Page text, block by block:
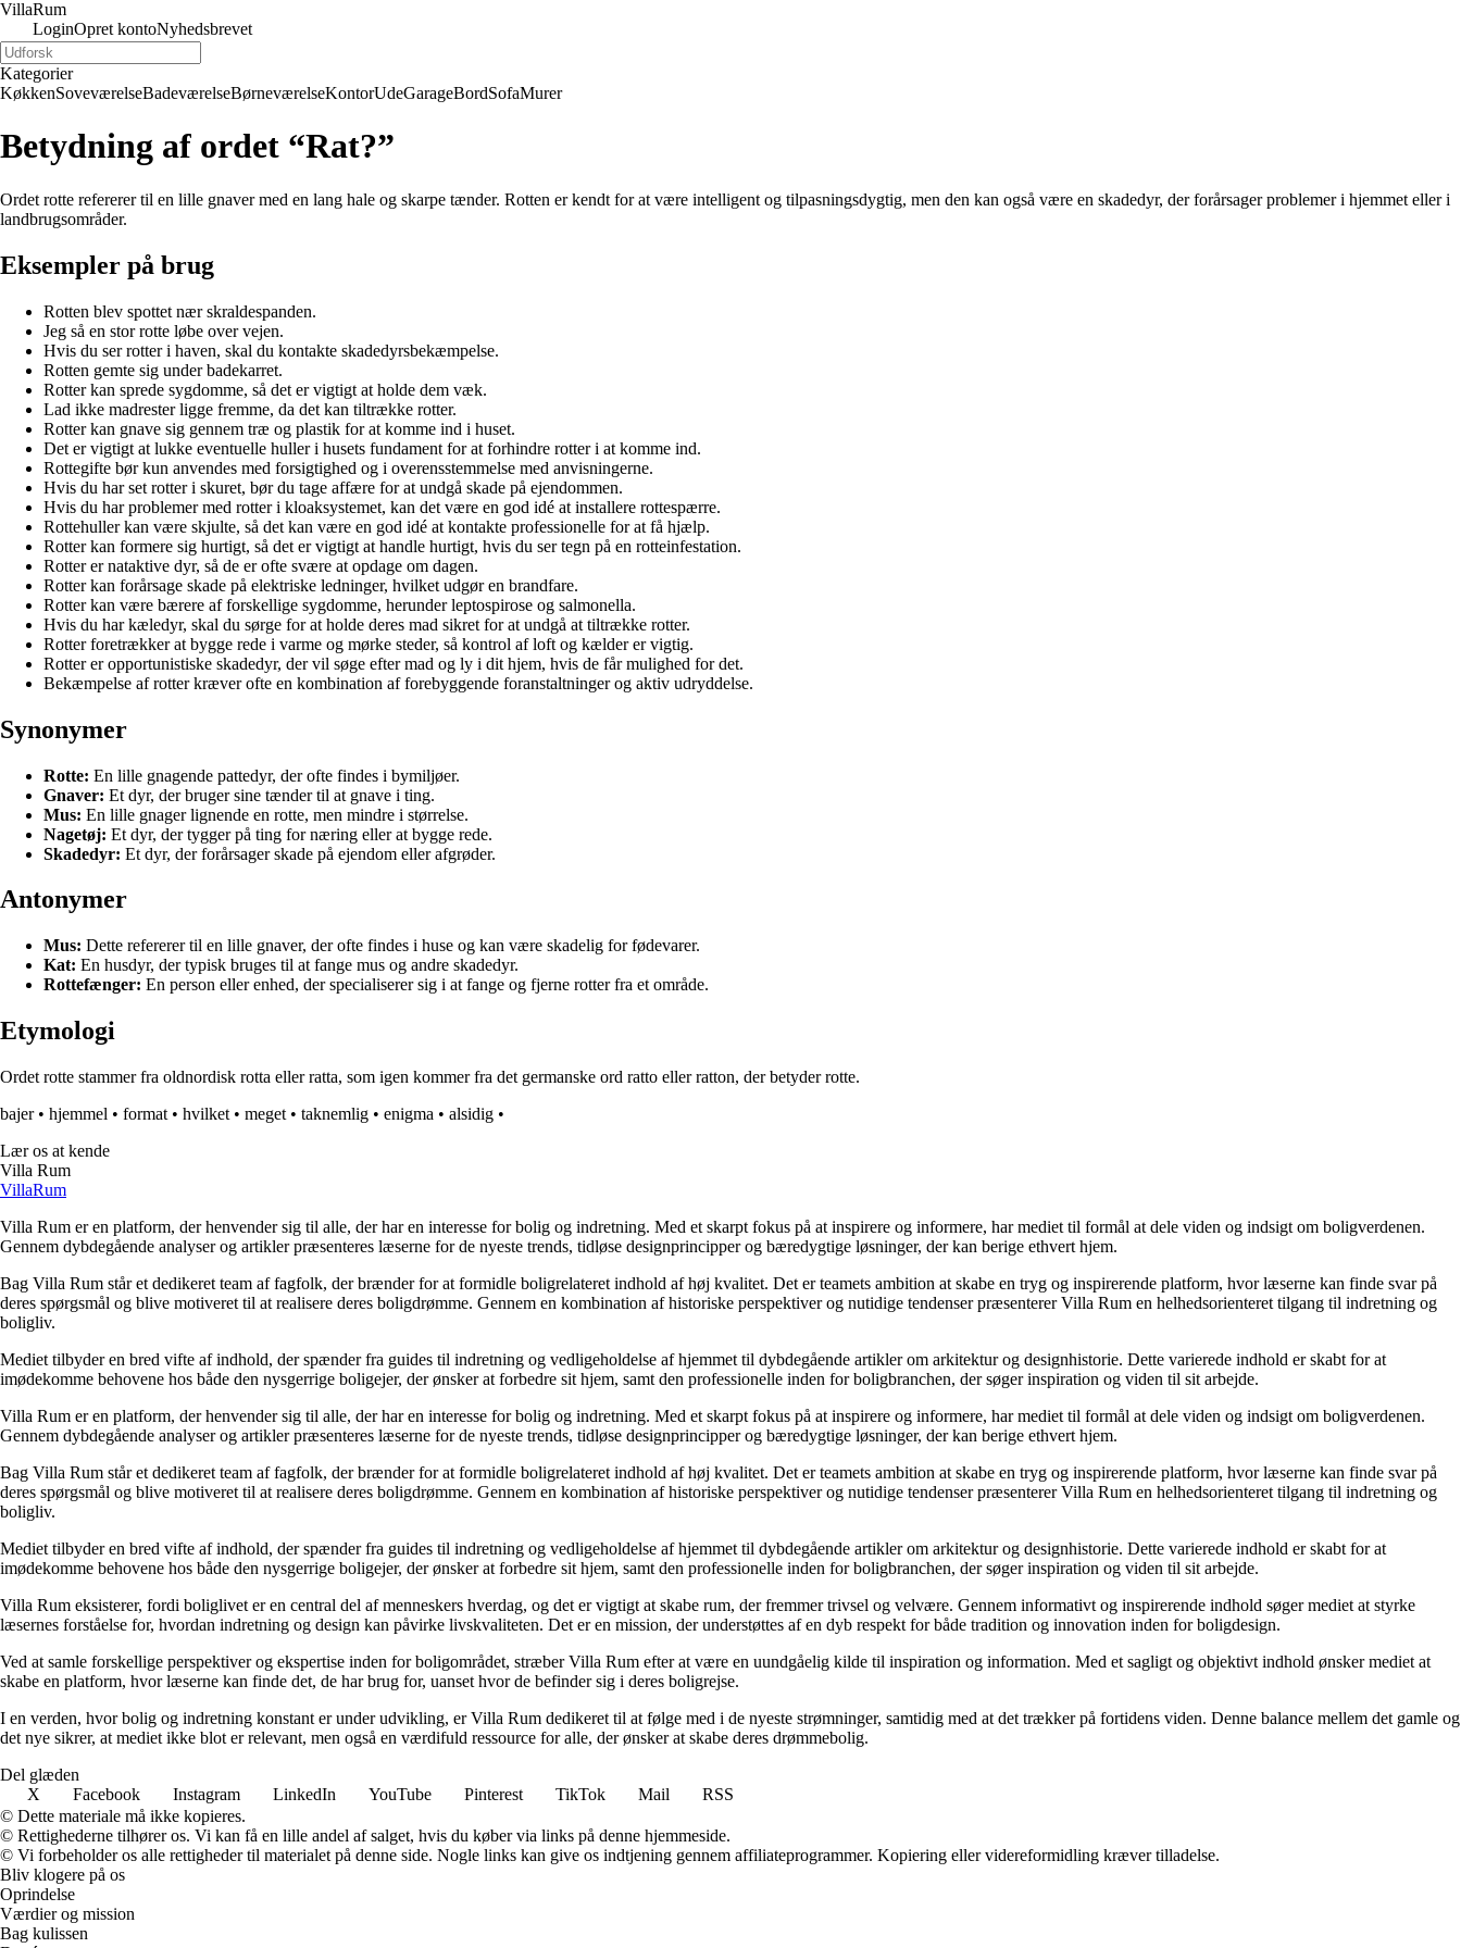
VillaRum
LoginOpret kontoNyhedsbrevet
Kategorier
KøkkenSoveværelseBadeværelseBørneværelseKontorUdeGarageBordSofaMurer
Betydning af ordet “Rat?”
Ordet rotte refererer til en lille gnaver med en lang hale og skarpe tænder. Rotten er kendt for at være intelligent og tilpasningsdygtig, men den kan også være en skadedyr, der forårsager problemer i hjemmet eller i
landbrugsområder.
Eksempler på brug
Rotten blev spottet nær skraldespanden.
Jeg så en stor rotte løbe over vejen.
Hvis du ser rotter i haven, skal du kontakte skadedyrsbekæmpelse.
Rotten gemte sig under badekarret.
Rotter kan sprede sygdomme, så det er vigtigt at holde dem væk.
Lad ikke madrester ligge fremme, da det kan tiltrække rotter.
Rotter kan gnave sig gennem træ og plastik for at komme ind i huset.
Det er vigtigt at lukke eventuelle huller i husets fundament for at forhindre rotter i at komme ind.
Rottegifte bør kun anvendes med forsigtighed og i overensstemmelse med anvisningerne.
Hvis du har set rotter i skuret, bør du tage affære for at undgå skade på ejendommen.
Hvis du har problemer med rotter i kloaksystemet, kan det være en god idé at installere rottespærre.
Rottehuller kan være skjulte, så det kan være en god idé at kontakte professionelle for at få hjælp.
Rotter kan formere sig hurtigt, så det er vigtigt at handle hurtigt, hvis du ser tegn på en rotteinfestation.
Rotter er nataktive dyr, så de er ofte svære at opdage om dagen.
Rotter kan forårsage skade på elektriske ledninger, hvilket udgør en brandfare.
Rotter kan være bærere af forskellige sygdomme, herunder leptospirose og salmonella.
Hvis du har kæledyr, skal du sørge for at holde deres mad sikret for at undgå at tiltrække rotter.
Rotter foretrækker at bygge rede i varme og mørke steder, så kontrol af loft og kælder er vigtig.
Rotter er opportunistiske skadedyr, der vil søge efter mad og ly i dit hjem, hvis de får mulighed for det.
Bekæmpelse af rotter kræver ofte en kombination af forebyggende foranstaltninger og aktiv udryddelse.
Synonymer
Rotte: En lille gnagende pattedyr, der ofte findes i bymiljøer.
Gnaver: Et dyr, der bruger sine tænder til at gnave i ting.
Mus: En lille gnager lignende en rotte, men mindre i størrelse.
Nagetøj: Et dyr, der tygger på ting for næring eller at bygge rede.
Skadedyr: Et dyr, der forårsager skade på ejendom eller afgrøder.
Antonymer
Mus: Dette refererer til en lille gnaver, der ofte findes i huse og kan være skadelig for fødevarer.
Kat: En husdyr, der typisk bruges til at fange mus og andre skadedyr.
Rottefænger: En person eller enhed, der specialiserer sig i at fange og fjerne rotter fra et område.
Etymologi
Ordet rotte stammer fra oldnordisk rotta eller ratta, som igen kommer fra det germanske ord ratto eller ratton, der betyder rotte.
bajer• hjemmel • format • hvilket • meget • taknemlig • enigma • alsidig •
Lær os at kende
Villa Rum
VillaRum
Villa Rum er en platform, der henvender sig til alle, der har en interesse for bolig og indretning. Med et skarpt fokus på at inspirere og informere, har mediet til formål at dele viden og indsigt om boligverdenen.
Gennem dybdegående analyser og artikler præsenteres læserne for de nyeste trends, tidløse designprincipper og bæredygtige løsninger, der kan berige ethvert hjem.
Bag Villa Rum står et dedikeret team af fagfolk, der brænder for at formidle boligrelateret indhold af høj kvalitet. Det er teamets ambition at skabe en tryg og inspirerende platform, hvor læserne kan finde svar på
deres spørgsmål og blive motiveret til at realisere deres boligdrømme. Gennem en kombination af historiske perspektiver og nutidige tendenser præsenterer Villa Rum en helhedsorienteret tilgang til indretning og
boligliv.
Mediet tilbyder en bred vifte af indhold, der spænder fra guides til indretning og vedligeholdelse af hjemmet til dybdegående artikler om arkitektur og designhistorie. Dette varierede indhold er skabt for at
imødekomme behovene hos både den nysgerrige boligejer, der ønsker at forbedre sit hjem, samt den professionelle inden for boligbranchen, der søger inspiration og viden til sit arbejde.
Villa Rum er en platform, der henvender sig til alle, der har en interesse for bolig og indretning. Med et skarpt fokus på at inspirere og informere, har mediet til formål at dele viden og indsigt om boligverdenen.
Gennem dybdegående analyser og artikler præsenteres læserne for de nyeste trends, tidløse designprincipper og bæredygtige løsninger, der kan berige ethvert hjem.
Bag Villa Rum står et dedikeret team af fagfolk, der brænder for at formidle boligrelateret indhold af høj kvalitet. Det er teamets ambition at skabe en tryg og inspirerende platform, hvor læserne kan finde svar på
deres spørgsmål og blive motiveret til at realisere deres boligdrømme. Gennem en kombination af historiske perspektiver og nutidige tendenser præsenterer Villa Rum en helhedsorienteret tilgang til indretning og
boligliv.
Mediet tilbyder en bred vifte af indhold, der spænder fra guides til indretning og vedligeholdelse af hjemmet til dybdegående artikler om arkitektur og designhistorie. Dette varierede indhold er skabt for at
imødekomme behovene hos både den nysgerrige boligejer, der ønsker at forbedre sit hjem, samt den professionelle inden for boligbranchen, der søger inspiration og viden til sit arbejde.
Villa Rum eksisterer, fordi boliglivet er en central del af menneskers hverdag, og det er vigtigt at skabe rum, der fremmer trivsel og velvære. Gennem informativt og inspirerende indhold søger mediet at styrke
læsernes forståelse for, hvordan indretning og design kan påvirke livskvaliteten. Det er en mission, der understøttes af en dyb respekt for både tradition og innovation inden for boligdesign.
Ved at samle forskellige perspektiver og ekspertise inden for boligområdet, stræber Villa Rum efter at være en uundgåelig kilde til inspiration og information. Med et sagligt og objektivt indhold ønsker mediet at
skabe en platform, hvor læserne kan finde det, de har brug for, uanset hvor de befinder sig i deres boligrejse.
I en verden, hvor bolig og indretning konstant er under udvikling, er Villa Rum dedikeret til at følge med i de nyeste strømninger, samtidig med at det trækker på fortidens viden. Denne balance mellem det gamle og
det nye sikrer, at mediet ikke blot er relevant, men også en værdifuld ressource for alle, der ønsker at skabe deres drømmebolig.
Del glæden
X
Facebook Instagram LinkedIn YouTube Pinterest TikTok Mail
RSS
© Dette materiale må ikke kopieres.
© Rettighederne tilhører os. Vi kan få en lille andel af salget, hvis du køber via links på denne hjemmeside.
© Vi forbeholder os alle rettigheder til materialet på denne side. Nogle links kan give os indtjening gennem affiliateprogrammer. Kopiering eller videreformidling kræver tilladelse.
Bliv klogere på os
Oprindelse
Værdier og mission
Bag kulissen